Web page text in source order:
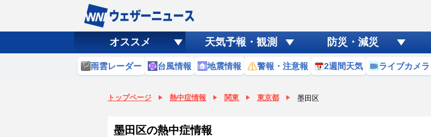
オススメ 天気予報・観測 防災・減災
雨雲レーダー 台風情報 地震情報 警報・注意報 2週間天気 ライブカメラ
トップページ 熱中症情報 関東 東京都 墨田区
墨田区の熱中症情報